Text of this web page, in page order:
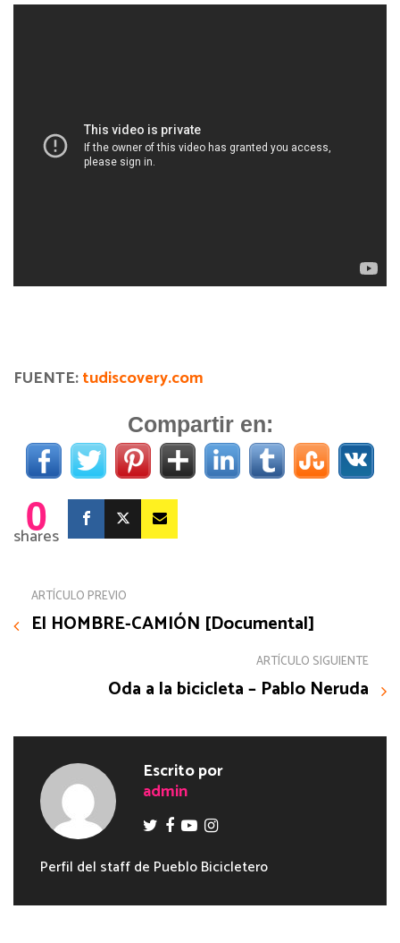
FUENTE:tudiscovery.com
Compartir en:
0
shares
ARTÍCULO PREVIO
El HOMBRE-CAMIÓN [Documental]
ARTÍCULO SIGUIENTE
Oda a la bicicleta – Pablo Neruda
Escrito por
admin
Perfil del staff de Pueblo Bicicletero